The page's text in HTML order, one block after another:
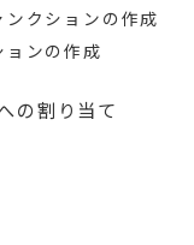
クションの作成
ンの作成
の割り当て